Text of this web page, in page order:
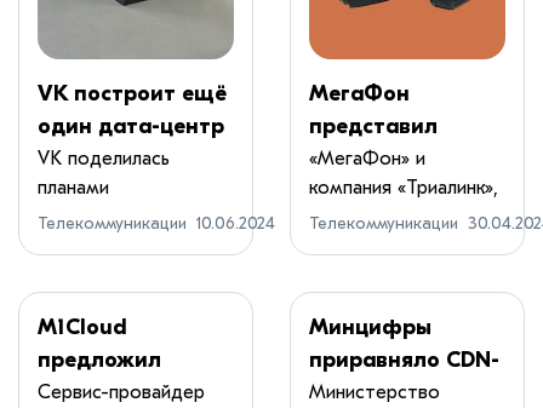
VK построит ещё
один дата-центр
в Санкт-
Петербурге
VK поделилась
планами
строительства
Телекоммуникации 10.06.2024
МегаФон
представил
транкинговую
связь на базе LTE
«МегаФон» и
компания «Триалинк»,
предлагающая услу...
Телекоммуникации
M1Cloud
предложил
частные облака
Сервис-провайдер
Минцифры
приравняло CDN-
провайдеров к
Министерство